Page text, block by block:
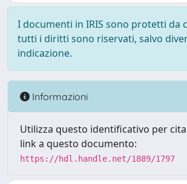
I documenti in IRIS sono protetti da
tutti i diritti sono riservati, salvo
indicazione.
Informazioni
Utilizza questo identificativo per
link a questo documento:
https://hdl.handle.net/1889/1797